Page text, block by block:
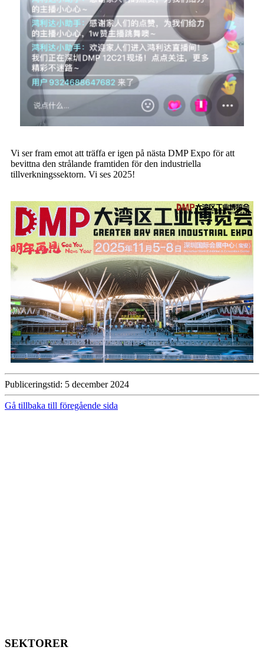
Vi ser fram emot att träffa er igen på nästa DMP Expo för att
bevittna den strålande framtiden för den industriella
tillverkningssektorn. Vi ses 2025!
Publiceringstid: 5 december 2024
Gå tillbaka till föregående sida
SEKTORER